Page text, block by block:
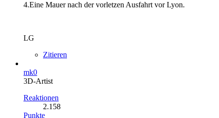
4.Eine Mauer nach der vorletzen Ausfahrt vor Lyon.
LG
Zitieren
mk0
3D-Artist
Reaktionen
2.158
Punkte